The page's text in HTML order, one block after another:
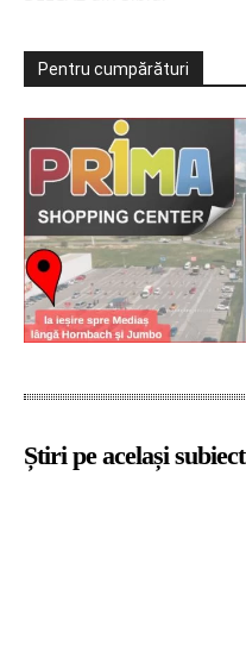
Pentru cumpărături
Știri pe același subiect